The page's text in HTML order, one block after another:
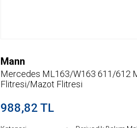
Mann
Mercedes ML163/W163 611/612
Flitresi/Mazot Flitresi
988,82 TL